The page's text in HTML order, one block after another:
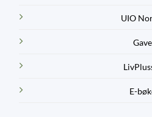
UIO
E-